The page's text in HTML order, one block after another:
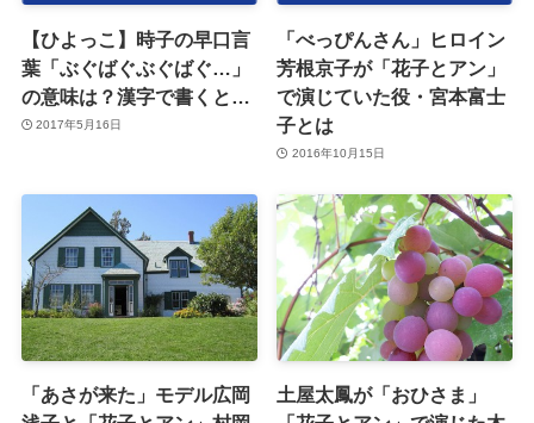
【ひよっこ】時子の早口言
葉「ぶぐばぐぶぐばぐ…」
の意味は？漢字で書くと…
2017年5月16日
「べっぴんさん」ヒロイン
芳根京子が「花子とアン」
で演じていた役・宮本富士
子とは
2016年10月15日
「あさが来た」モデル広岡
土屋太鳳が「おひさま」